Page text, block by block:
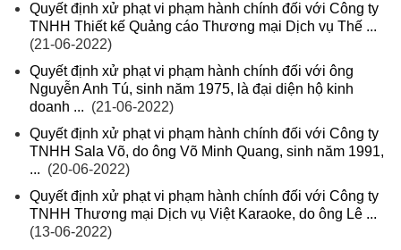
Quyết định xử phạt vi phạm hành chính đối với Công ty
TNHH Thiết kế Quảng cáo Thương mại Dịch vụ Thế ...
(21-06-2022)
Quyết định xử phạt vi phạm hành chính đối với ông
Nguyễn Anh Tú, sinh năm 1975, là đại diện hộ kinh
doanh ... (21-06-2022)
Quyết định xử phạt vi phạm hành chính đối với Công ty
TNHH Sala Võ, do ông Võ Minh Quang, sinh năm 1991,
... (20-06-2022)
Quyết định xử phạt vi phạm hành chính đối với Công ty
TNHH Thương mại Dịch vụ Việt Karaoke, do ông Lê ...
(13-06-2022)